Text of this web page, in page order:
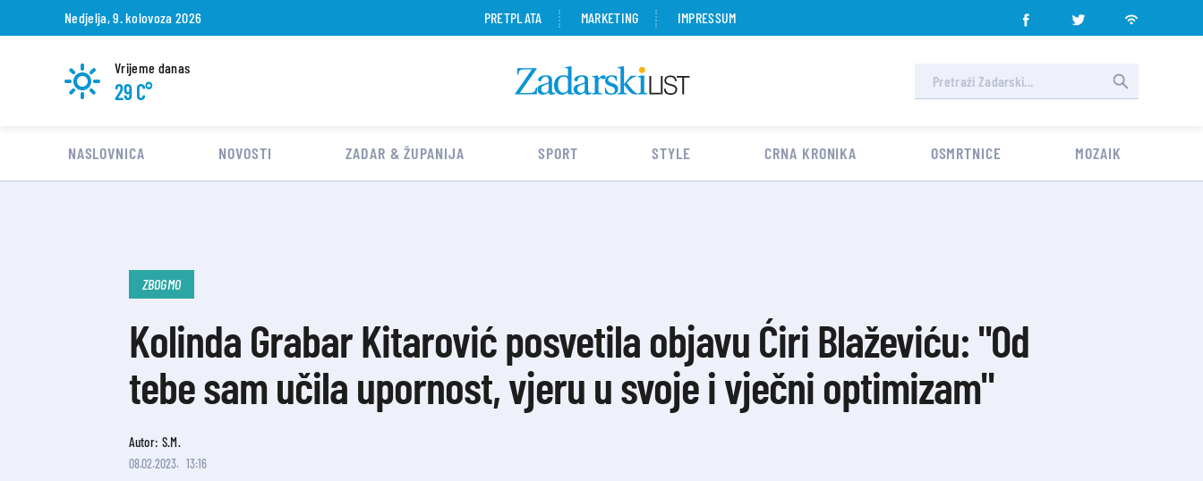
Nedjelja, 9. kolovoza 2026 PRETPLATA MARKETING IMPRESSUM
Vrijeme danas
29 C°
NASLOVNICA NOVOSTI ZADAR & ŽUPANIJA SPORT STYLE CRNA KRONIKA OSMRTNICE MOZAIK
ZBOGMO
Kolinda Grabar Kitarović posvetila objavu Ćiri Blaževiću: "Od
tebe sam učila upornost, vjeru u svoje i vječni optimizam"
Autor: S.M.
08.02.2023. 13:16